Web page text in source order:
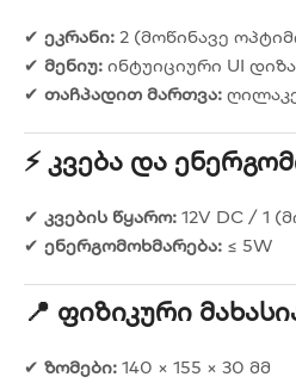
✔ ეკრანი: 2 (მოწინავე
✔ მენიუ: ინტუიციური UI
✔ თაჩპადით მართვა:
⚡ Კვება Და
✔ კვების წყარო: 12V DC / 1
✔ ენერგომოხმარება: ≤ 5W
📍 Ფიზიკური
✔ ზომები: 140 × 155 × 30 მმ